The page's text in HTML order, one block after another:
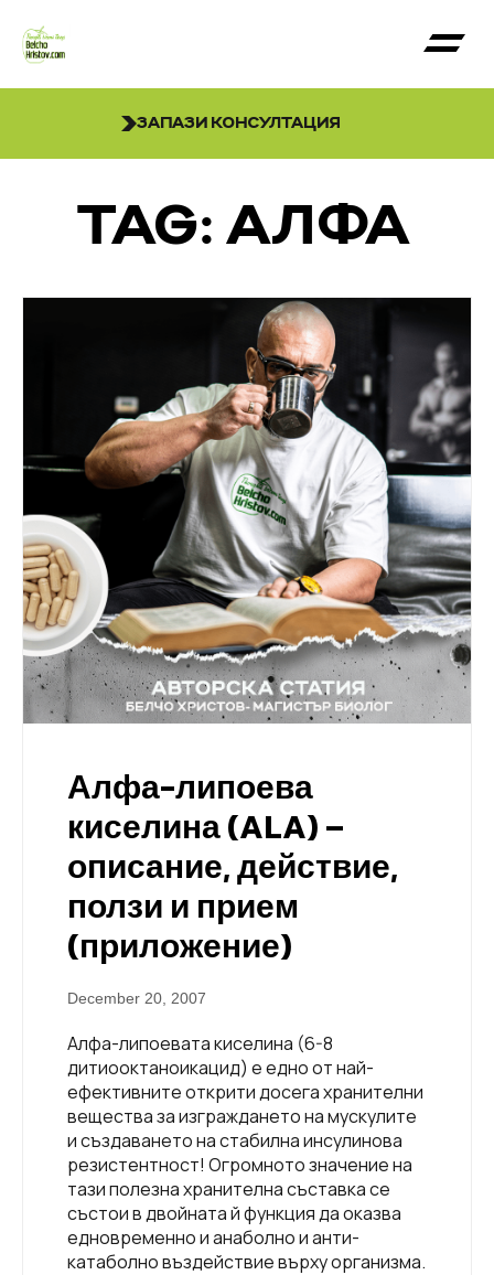
ЗАПАЗИ КОНСУЛТАЦИЯ
TAG: АЛФА
Алфа-липоева
киселина (ALA) –
описание, действие,
ползи и прием
(приложение)
December 20, 2007
Алфа-липоевата киселина (6-8
дитиооктаноикацид) е едно от най-
ефективните открити досега хранителни
вещества за изграждането на мускулите
и създаването на стабилна инсулинова
резистентност! Огромното значение на
тази полезна хранителна съставка се
състои в двойната й функция да оказва
едновременно и анаболно и анти-
катаболно въздействие върху организма.